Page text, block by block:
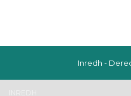
Inredh -